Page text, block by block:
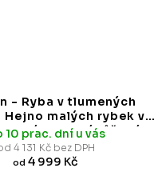
- Ryba v tlumených
Hejno malých rybek ve
a jemné růžové
šedým vlnám
10 prac. dní u vás
4 131 Kč bez DPH
od 4 999 Kč